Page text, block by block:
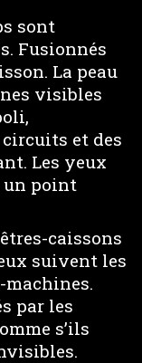
sont
Fusionnés
La peau
visibles
circuits et des
Les yeux
un point
caissons
suivent les
par les
s’ils